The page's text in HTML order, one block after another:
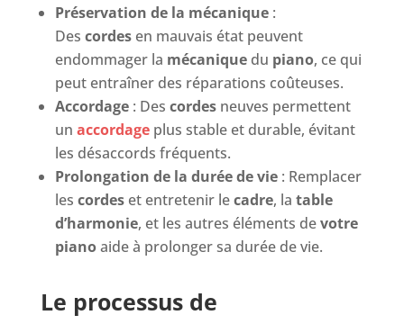
Préservation de la mécanique:
Des cordesen mauvais état peuvent
endommager la mécaniquedu piano, ce qui
peut entraîner des réparations coûteuses.
Accordage: Des cordesneuves permettent
un accordageplus stable et durable, évitant
les désaccords fréquents.
Prolongation de la durée de vie: Remplacer
les cordeset entretenir lecadre, la table
d’harmonie, et les autres éléments devotre
pianoaide à prolonger sa durée de vie.
Le processus de